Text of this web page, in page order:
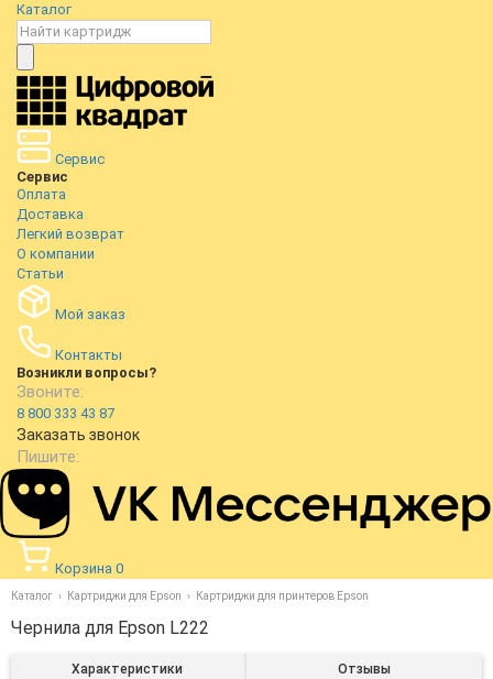
Каталог
Сервис
Сервис
Оплата
Доставка
Легкий возврат
О компании
Статьи
Мой заказ
Контакты
Возникли вопросы?
Звоните:
8 800 333 43 87
Заказать звонок
Пишите:
Корзина 0
Каталог Картриджи для Epson Картриджи для принтеров Epson
Чернила для Epson L222
Характеристики Отзывы